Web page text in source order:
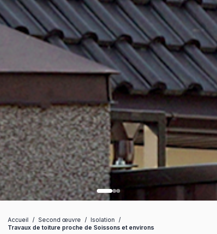
Accueil / Second œuvre / Isolation
/
Travaux de toiture proche de Soissons et environs